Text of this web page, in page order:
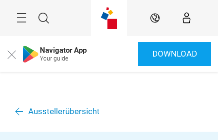
Suche DE
Close Navigator App
Your guide DOWNLOAD
Ausstellerübersicht